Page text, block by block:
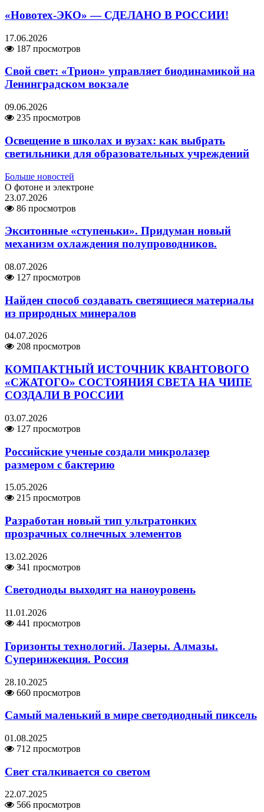
«Новотех-ЭКО» — СДЕЛАНО В РОССИИ!
17.06.2026
187 просмотров
Свой свет: «Трион» управляет биодинамикой на
Ленинградском вокзале
09.06.2026
235 просмотров
Освещение в школах и вузах: как выбрать
светильники для образовательных учреждений
Больше новостей
О фотоне и электроне
23.07.2026
86 просмотров
Экситонные «ступеньки». Придуман новый
механизм охлаждения полупроводников.
08.07.2026
127 просмотров
Найден способ создавать светящиеся материалы
из природных минералов
04.07.2026
208 просмотров
КОМПАКТНЫЙ ИСТОЧНИК КВАНТОВОГО
«СЖАТОГО» СОСТОЯНИЯ СВЕТА НА ЧИПЕ
СОЗДАЛИ В РОССИИ
03.07.2026
127 просмотров
Российские ученые создали микролазер
размером с бактерию
15.05.2026
215 просмотров
Разработан новый тип ультратонких
прозрачных солнечных элементов
13.02.2026
341 просмотров
Светодиоды выходят на наноуровень
11.01.2026
441 просмотров
Горизонты технологий. Лазеры. Алмазы.
Суперинжекция. Россия
28.10.2025
660 просмотров
Самый маленький в мире светодиодный пиксель
01.08.2025
712 просмотров
Свет сталкивается со светом
22.07.2025
566 просмотров